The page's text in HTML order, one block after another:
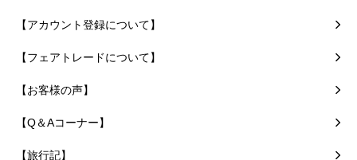
【アカウント登録について】
【フェアトレードについて】
【お客様の声】
【Q＆Aコーナー】
【旅行記】